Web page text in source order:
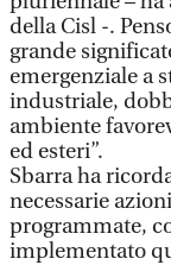
della Cisl -.
grande
emergenziale a
industriale,
ambiente
ed esteri”.
Sbarra ha
necessarie
programmate,
implementato